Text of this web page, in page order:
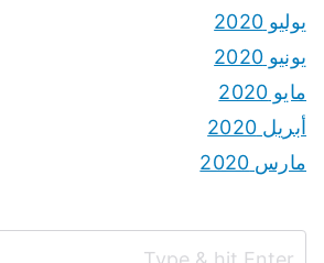
يوليو 2020
يونيو 2020
مايو 2020
أبريل 2020
مارس 2020